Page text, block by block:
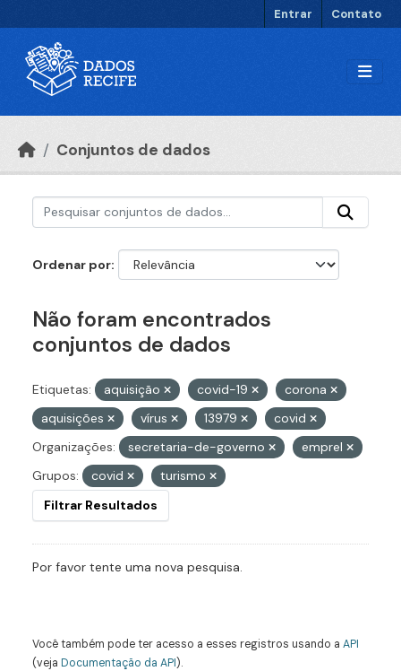
Entrar Contato
Conjuntos de dados
Ordenar por
Não foram encontrados
conjuntos de dados
Etiquetas: aquisição covid-19
corona
aquisições
vírus 13979
covid
Organizações:
secretaria-de-governo
emprel
Grupos:
covid
turismo
Filtrar Resultados
Por favor tente uma nova pesquisa.
Você também pode ter acesso a esses registros usando a API
(veja Documentação da API).